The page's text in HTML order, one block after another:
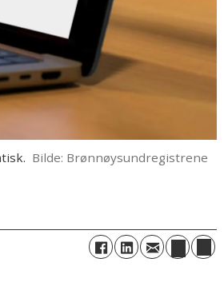
Brønnøysundregistrene